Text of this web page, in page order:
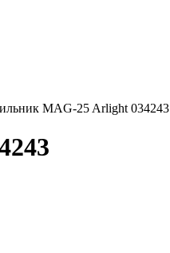
MAG-25 Arlight 034243